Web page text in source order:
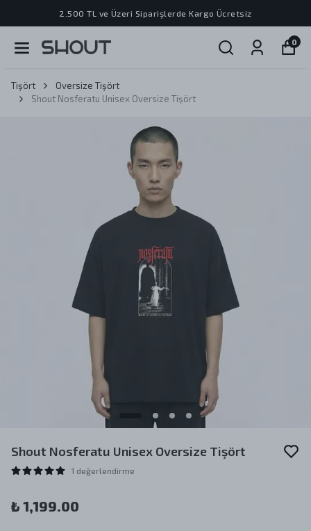
2.500 TL ve Üzeri Siparişlerde Kargo Ücretsiz
0
Tişört
Oversize Tişört
Shout Nosferatu Unisex Oversize Tişört
Shout Nosferatu Unisex Oversize Tişört
1 değerlendirme
₺ 1,199.00